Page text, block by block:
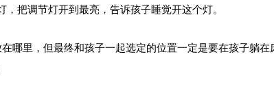
把调节灯开到最亮，告诉孩子睡觉开这个灯。
哪里，但最终和孩子一起选定的位置一定是要在孩子躺